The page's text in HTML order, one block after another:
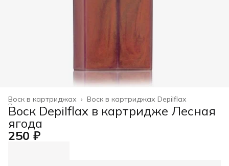
Воск в картриджах Depilflax
Воск в картриджах ›
Восковая депиляция и сопутствующие материалы
Главная ›
Воск Depilflax в картридже Лесная
ягода
250 ₽